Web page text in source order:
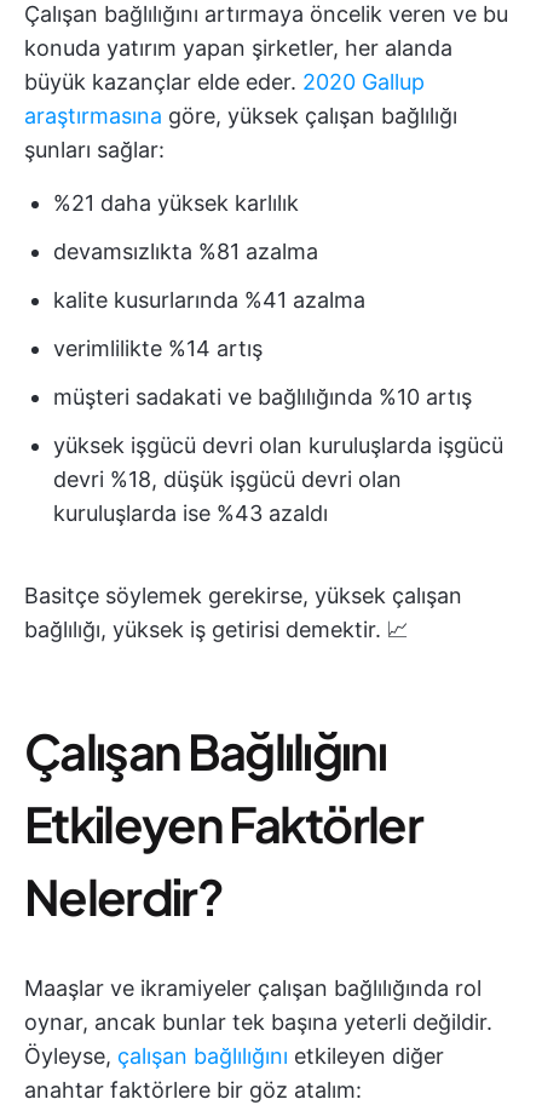
Çalışan bağlılığını artırmaya öncelik veren ve bu
konuda yatırım yapan şirketler, her alanda
büyük kazançlar elde eder. 2020 Gallup
araştırmasına göre, yüksek çalışan bağlılığı
şunları sağlar:
%21 daha yüksek karlılık
devamsızlıkta %81 azalma
kalite kusurlarında %41 azalma
verimlilikte %14 artış
müşteri sadakati ve bağlılığında %10 artış
yüksek işgücü devri olan kuruluşlarda işgücü
devri %18, düşük işgücü devri olan
kuruluşlarda ise %43 azaldı
Basitçe söylemek gerekirse, yüksek çalışan
bağlılığı, yüksek iş getirisi demektir. 📈
Çalışan Bağlılığını
Etkileyen Faktörler
Nelerdir?
Maaşlar ve ikramiyeler çalışan bağlılığında rol
oynar, ancak bunlar tek başına yeterli değildir.
Öyleyse, çalışan bağlılığını etkileyen diğer
anahtar faktörlere bir göz atalım: